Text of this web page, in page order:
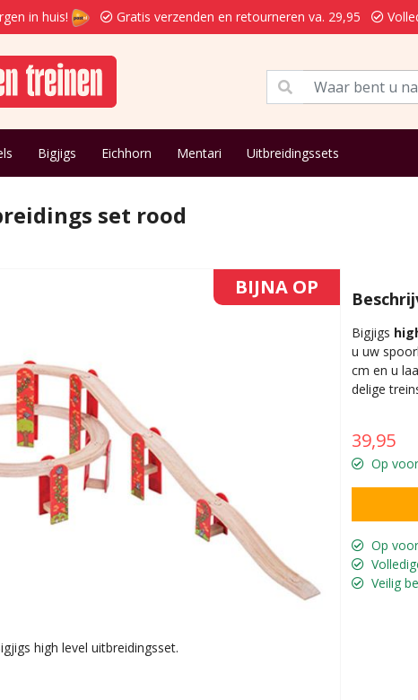
in huis! Gratis verzenden en retourneren va. 29,95
Bigjigs Eichhorn Mentari Uitbreidingssets
set rood
BIJNA OP
high level uitbreidingsset.
Bigjigs
u uw
cm en u
delige
39,95
Op
Op
Veilig